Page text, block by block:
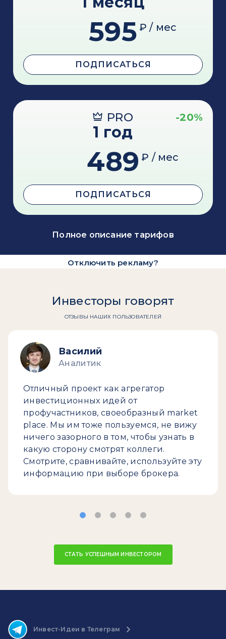
595 ₽ / мес
ПОДПИСАТЬСЯ
PRO -20%
1 год
489 ₽ / мес
ПОДПИСАТЬСЯ
Полное описание тарифов
Отключить рекламу?
Инвесторы говорят
ОТЗЫВЫ НАШИХ ПОЛЬЗОВАТЕЛЕЙ
Василий
Аналитик
Отличный проект как агрегатор
инвестиционных идей от
профучастников, своеобразный market
place. Мы им тоже пользуемся, не вижу
ничего зазорного в том, чтобы узнать в
какую сторону смотрят коллеги.
Смотрите, сравнивайте, используйте эту
информацию при выборе брокера.
СТАТЬ УСПЕШНЫМ ИНВЕСТОРОМ
Инвест-Идеи в Телеграм